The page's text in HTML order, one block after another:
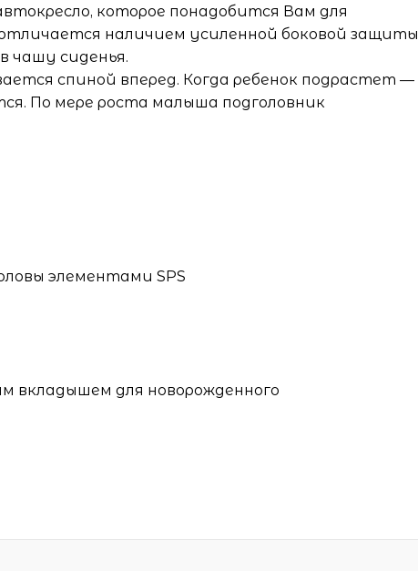
которое понадобится Вам для
отличается наличием усиленной боковой защиты
чашу сиденья.
спиной вперед. Когда ребенок подрастет —
По мере роста малыша подголовник
элементами SPS
вкладышем для новорожденного